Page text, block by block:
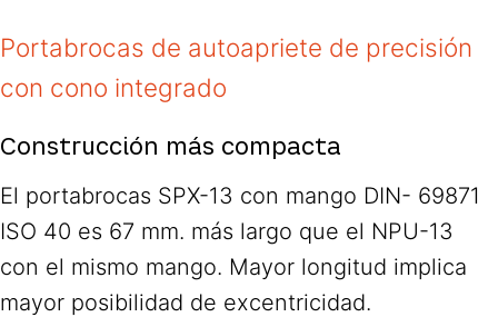
Portabrocas de autoapriete de precisión
con cono integrado
Construcción más compacta
El portabrocas SPX-13 con mango DIN- 69871
ISO 40 es 67 mm. más largo que el NPU-13
con el mismo mango. Mayor longitud implica
mayor posibilidad de excentricidad.